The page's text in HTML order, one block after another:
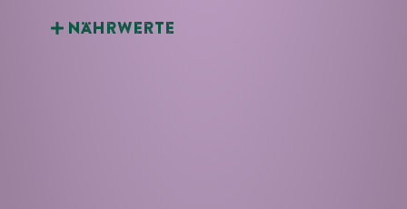
Nährwerte